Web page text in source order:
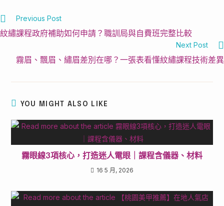
Previous Post
紋繡課程政府補助如何申請？職訓局與自費班完整比較
Next Post
霧眉、飄眉、繡眉差別在哪？一張表看懂紋繡課程技術差異
YOU MIGHT ALSO LIKE
霧眼線3項核心，打造迷人電眼｜課程含儀器、材料
16 5 月, 2026